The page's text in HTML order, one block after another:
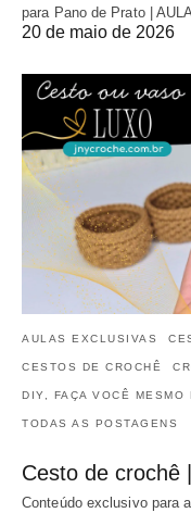
para Pano de Prato |
20 de maio de 2026
AULAS EXCLUSIVAS
CESTOS DE CROCHÊ
DIY, FAÇA VOCÊ MESMO
TODAS AS POSTAGENS
Cesto de crochê
Conteúdo exclusivo para